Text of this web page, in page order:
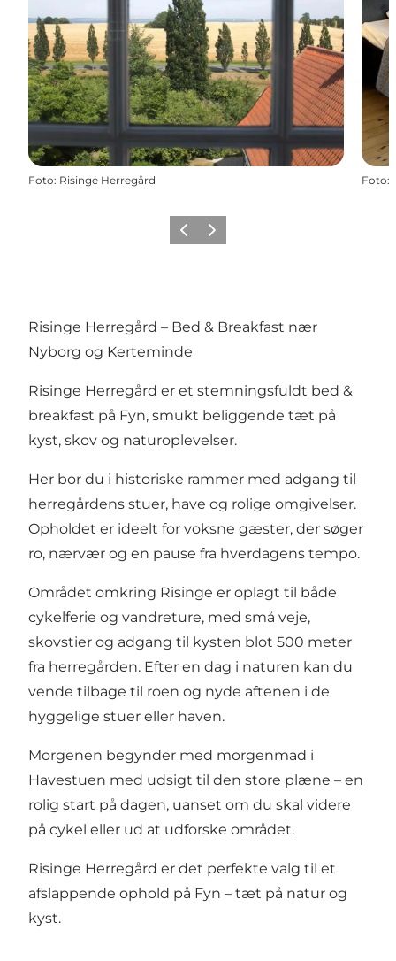
Foto: Risinge Herregård Foto:
ZurückWeiter
Risinge Herregård – Bed & Breakfast nær
Nyborg og Kerteminde
Risinge Herregård er et stemningsfuldt bed &
breakfast på Fyn, smukt beliggende tæt på
kyst, skov og naturoplevelser.
Her bor du i historiske rammer med adgang til
herregårdens stuer, have og rolige omgivelser.
Opholdet er ideelt for voksne gæster, der søger
ro, nærvær og en pause fra hverdagens tempo.
Området omkring Risinge er oplagt til både
cykelferie og vandreture, med små veje,
skovstier og adgang til kysten blot 500 meter
fra herregården. Efter en dag i naturen kan du
vende tilbage til roen og nyde aftenen i de
hyggelige stuer eller haven.
Morgenen begynder med morgenmad i
Havestuen med udsigt til den store plæne – en
rolig start på dagen, uanset om du skal videre
på cykel eller ud at udforske området.
Risinge Herregård er det perfekte valg til et
afslappende ophold på Fyn – tæt på natur og
kyst.